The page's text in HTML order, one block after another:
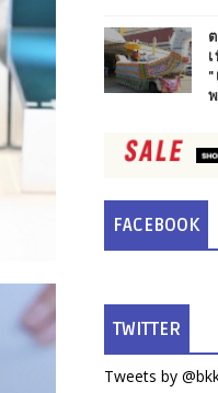
FACEBOOK
TWITTER
Tweets by